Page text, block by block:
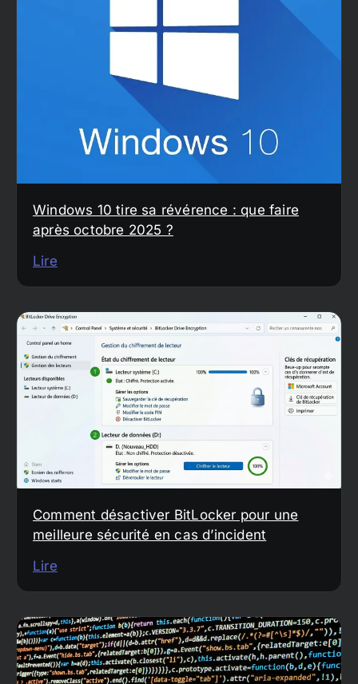
Windows 10 tire sa révérence : que faire
après octobre 2025 ?
Lire
Comment désactiver BitLocker pour une
meilleure sécurité en cas d’incident
Lire